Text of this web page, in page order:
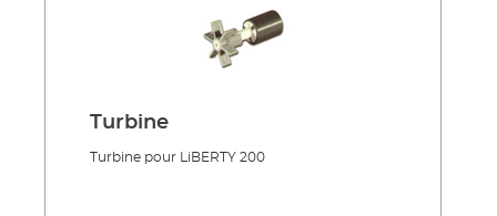
Turbine
Turbine pour LiBERTY 200